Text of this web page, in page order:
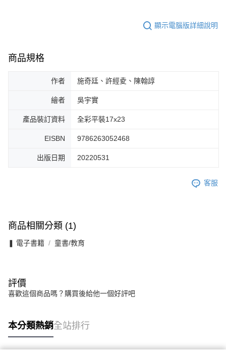
顯示電腦版詳細說明
商品規格
作者 施奇廷、許經夌、陳翰諄
繪者 吳宇實
產品裝訂資料 全彩平裝17x23
EISBN 9786263052468
出版日期 20220531
客服
商品相關分類 (1)
❚ 電子書籍 童書/教育
評價
喜歡這個商品嗎？購買後給他一個好評吧
本分類熱銷全站排行